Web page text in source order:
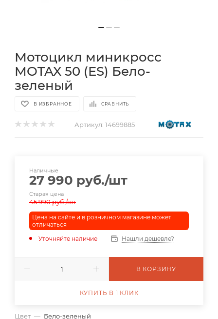
Мотоцикл миникросс
MOTAX 50 (ES) Бело-
зеленый
В ИЗБРАННОЕ СРАВНИТЬ
Артикул: 14699885
Цвет — Бело-зеленый
Наличные
27 990 руб./шт
Старая цена
45 990руб./шт
Цена на сайте и в розничном магазине может
отличаться
Уточняйте наличие
Нашли дешевле?
В КОРЗИНУ
КУПИТЬ В 1 КЛИК